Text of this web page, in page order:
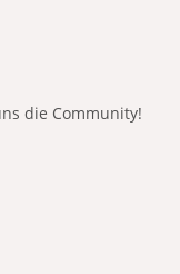
die Community!